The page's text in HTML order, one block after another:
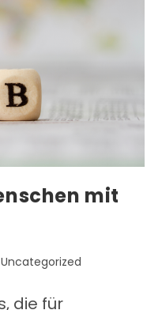
mit
Uncategorized
die für